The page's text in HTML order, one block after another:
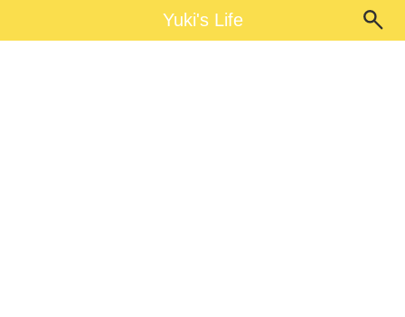
Yuki's LifeYuki's Life